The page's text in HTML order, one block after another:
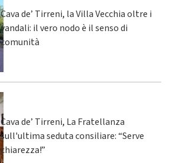
Cava de’ Tirreni, la Villa Vecchia oltre i
vandali: il vero nodo è il senso di
comunità
Cava de’ Tirreni, La Fratellanza
sull'ultima seduta consiliare: “Serve
chiarezza!”